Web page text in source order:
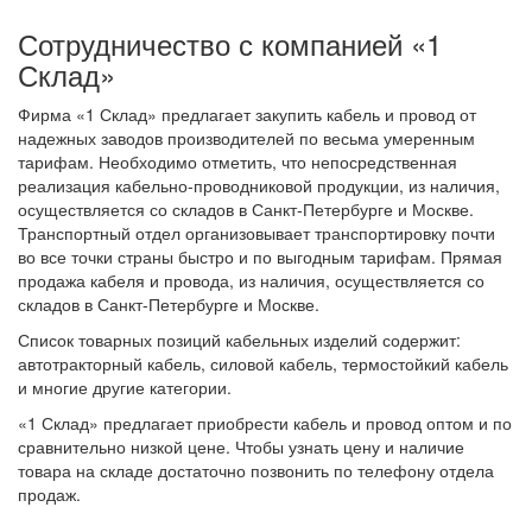
Сотрудничество с компанией «1
Склад»
Фирма «1 Склад» предлагает закупить кабель и провод от
надежных заводов производителей по весьма умеренным
тарифам. Необходимо отметить, что непосредственная
реализация кабельно-проводниковой продукции, из наличия,
осуществляется со складов в Санкт-Петербурге и Москве.
Транспортный отдел организовывает транспортировку почти
во все точки страны быстро и по выгодным тарифам. Прямая
продажа кабеля и провода, из наличия, осуществляется со
складов в Санкт-Петербурге и Москве.
Список товарных позиций кабельных изделий содержит:
автотракторный кабель, силовой кабель, термостойкий кабель
и многие другие категории.
«1 Склад» предлагает приобрести кабель и провод оптом и по
сравнительно низкой цене. Чтобы узнать цену и наличие
товара на складе достаточно позвонить по телефону отдела
продаж.